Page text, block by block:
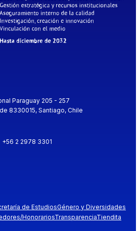
Paraguay 205 - 257
8330015, Santiago, Chile
+56 2 2978 3301
de EstudiosGénero y Diversidades
HonorariosTransparenciaTiendita